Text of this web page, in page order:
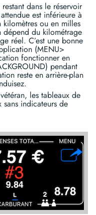
dans le réservoir
est inférieure à
ou en milles
dépend du kilométrage
réel. C’est une bonne
(MENU>
fonctionner en
pendant
reste en arrière-plan
les tableaux de
indicateurs de